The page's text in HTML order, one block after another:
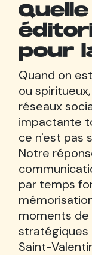
pour
Quand on
ou
réseaux
impactante
ce n'est pas
Notre
par temps
moments
stratégiques
Saint-